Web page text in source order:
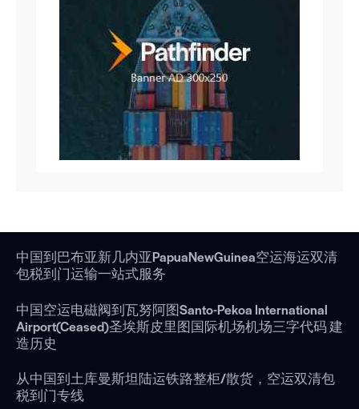
中国到巴布亚新几内亚PapuaNewGuinea空运海运双清
包税到门运输一站式服务
中国空运电磁阀到瓦努阿图Santo-Pekoa International
Airport(Ceased)圣埃斯皮里图国际机场机场三字代码 建
造历史
从中国到土库曼斯坦陆运铁路整柜/散货，空运双清包
税到门专线